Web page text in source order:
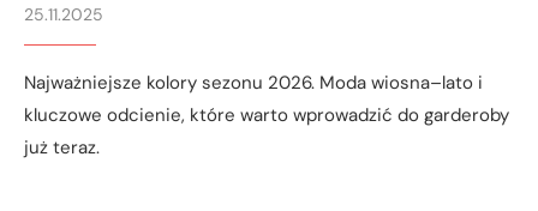
25.11.2025
Najważniejsze kolory sezonu 2026. Moda wiosna–lato i
kluczowe odcienie, które warto wprowadzić do garderoby
już teraz.